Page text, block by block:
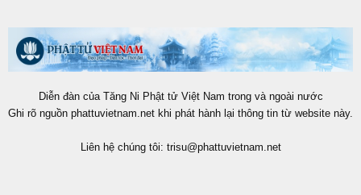
Diễn đàn của Tăng Ni Phật tử Việt Nam trong và ngoài nước
Ghi rõ nguồn phattuvietnam.net khi phát hành lại thông tin từ website này.
Liên hệ chúng tôi: trisu@phattuvietnam.net